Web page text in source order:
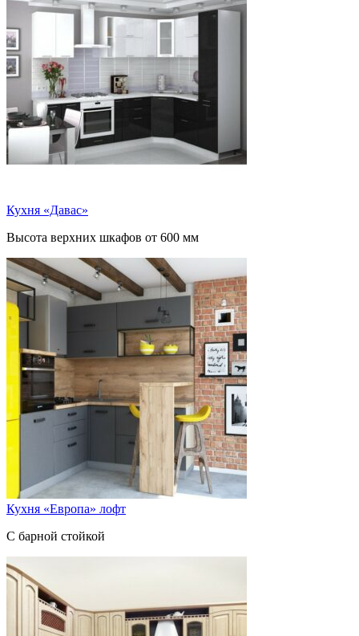
Кухня «Давас»
Высота верхних шкафов от 600 мм
Кухня «Европа» лофт
С барной стойкой